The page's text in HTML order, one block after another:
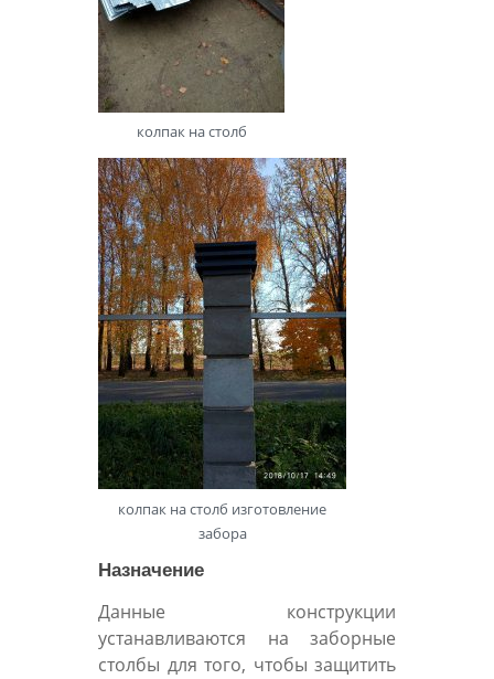
колпак на столб
колпак на столб изготовление
забора
Назначение
Данные конструкции
устанавливаются на заборные
столбы для того, чтобы защитить